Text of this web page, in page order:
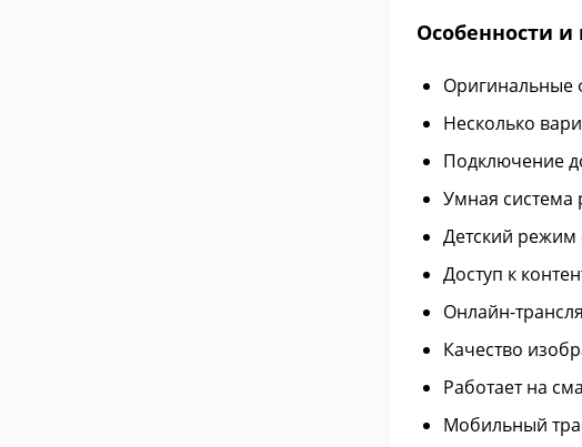
Особенности
Оригинальные
Несколько
Подключение
Умная система
Детский режим
Доступ к
Онлайн-
Качество
Работает на
Мобильный